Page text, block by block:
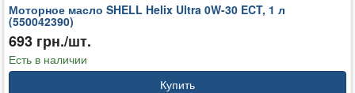
Моторное масло SHELL Helix Ultra 0W-30 ECT, 1 л
(550042390)
693 грн./шт.
Есть в наличии
Купить